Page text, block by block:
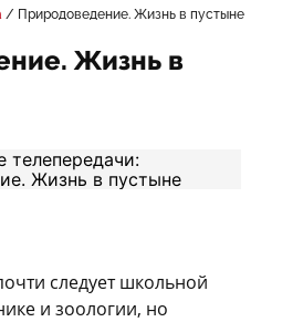
Природоведение. Жизнь в пустыне
Жизнь в
следует школьной
и зоологии, но